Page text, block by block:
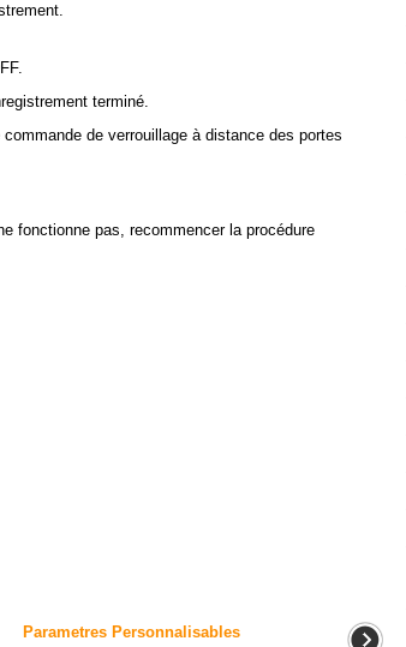
terminé.
de verrouillage à distance des portes
fonctionne pas, recommencer la procédure
Parametres Personnalisables